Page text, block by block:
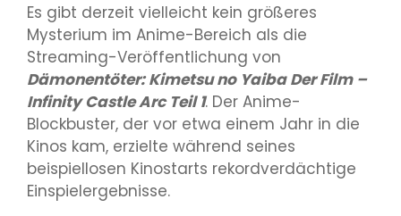
Es gibt derzeit vielleicht kein größeres
Mysterium im Anime-Bereich als die
Streaming-Veröffentlichung von
Dämonentöter: Kimetsu no Yaiba Der Film –
Infinity Castle Arc Teil 1. Der Anime-
Blockbuster, der vor etwa einem Jahr in die
Kinos kam, erzielte während seines
beispiellosen Kinostarts rekordverdächtige
Einspielergebnisse.